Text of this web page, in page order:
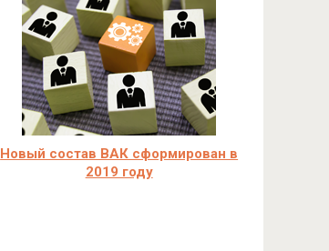
Новый состав ВАК сформирован в
2019 году